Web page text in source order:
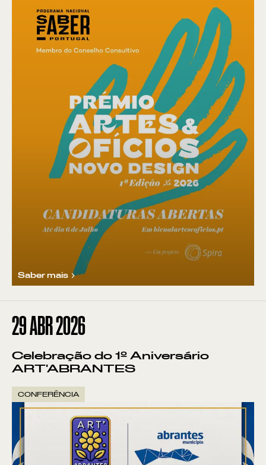
Saber mais
29ABR 2026
Celebração do 1º Aniversário
ART'ABRANTES
CONFERÊNCIA